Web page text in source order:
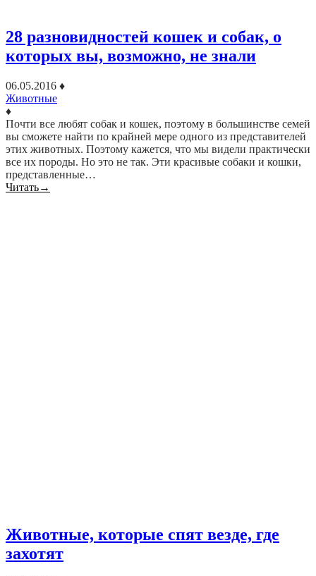
28 разновидностей кошек и собак, о
которых вы, возможно, не знали
06.05.2016 ♦
Животные
♦
Почти все любят собак и кошек, поэтому в большинстве семей
вы сможете найти по крайней мере одного из представителей
этих животных. Поэтому кажется, что мы видели практически
все их породы. Но это не так. Эти красивые собаки и кошки,
представленные…
Читать→
Животные, которые спят везде, где
захотят